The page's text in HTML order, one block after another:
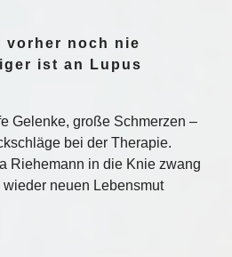
vorher noch nie
ist an Lupus
Gelenke, große Schmerzen –
bei der Therapie.
Riehemann in die Knie zwang
neuen Lebensmut